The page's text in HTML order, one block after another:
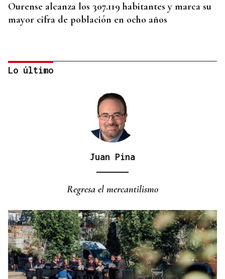
Ourense alcanza los 307.119 habitantes y marca su
mayor cifra de población en ocho años
por municipios
Lo último
Juan Pina
Regresa el mercantilismo